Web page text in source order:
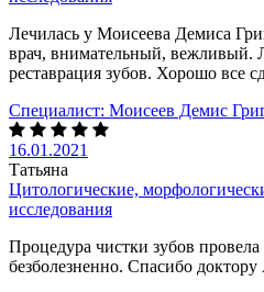
Лечилась у Моисеева Демиса
врач, внимательный, вежливый.
реставрация зубов. Хорошо все
Специалист: Моисеев Демис
16.01.2021
Татьяна
Цитологические,
исследования
Процедура чистки зубов
безболезненно. Спасибо